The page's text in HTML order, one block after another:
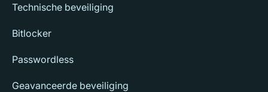
Technische beveiliging
Bitlocker
Passwordless
Geavanceerde beveiliging